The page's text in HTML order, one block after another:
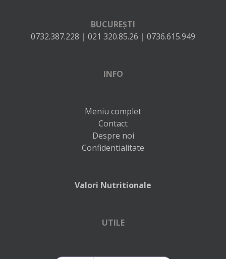
BUCUREȘTI
0732.387.228 | 021 320.85.26 | 0736.615.949
INFO
Meniu complet
Contact
Despre noi
Confidentialitate
Valori Nutritionale
UTILE